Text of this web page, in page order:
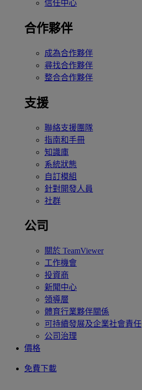
信任中心
合作夥伴
成為合作夥伴
尋找合作夥伴
整合合作夥伴
支援
聯絡支援團隊
指南和手冊
知識庫
系統狀態
自訂模組
針對開發人員
社群
公司
關於 TeamViewer
工作機會
投資商
新聞中心
領導層
體育行業夥伴關係
可持續發展及企業社會責任
公司治理
價格
免費下載